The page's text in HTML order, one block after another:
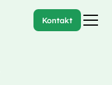
Kontakt